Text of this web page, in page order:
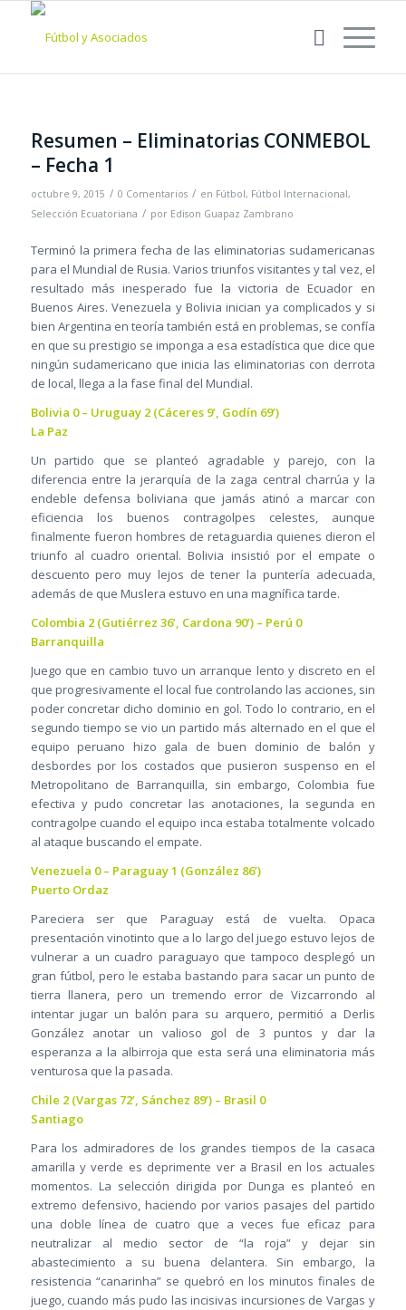
Resumen – Eliminatorias CONMEBOL
– Fecha 1
octubre 9, 2015 / 0 Comentarios / en Fútbol, Fútbol Internacional,
Selección Ecuatoriana / por Edison Guapaz Zambrano
Terminó la primera fecha de las eliminatorias sudamericanas
para el Mundial de Rusia. Varios triunfos visitantes y tal vez, el
resultado más inesperado fue la victoria de Ecuador en
Buenos Aires. Venezuela y Bolivia inician ya complicados y si
bien Argentina en teoría también está en problemas, se confía
en que su prestigio se imponga a esa estadística que dice que
ningún sudamericano que inicia las eliminatorias con derrota
de local, llega a la fase final del Mundial.
Bolivia 0 – Uruguay 2 (Cáceres 9’, Godín 69’)
La Paz
Un partido que se planteó agradable y parejo, con la
diferencia entre la jerarquía de la zaga central charrúa y la
endeble defensa boliviana que jamás atinó a marcar con
eficiencia los buenos contragolpes celestes, aunque
finalmente fueron hombres de retaguardia quienes dieron el
triunfo al cuadro oriental. Bolivia insistió por el empate o
descuento pero muy lejos de tener la puntería adecuada,
además de que Muslera estuvo en una magnífica tarde.
Colombia 2 (Gutiérrez 36’, Cardona 90’) – Perú 0
Barranquilla
Juego que en cambio tuvo un arranque lento y discreto en el
que progresivamente el local fue controlando las acciones, sin
poder concretar dicho dominio en gol. Todo lo contrario, en el
segundo tiempo se vio un partido más alternado en el que el
equipo peruano hizo gala de buen dominio de balón y
desbordes por los costados que pusieron suspenso en el
Metropolitano de Barranquilla, sin embargo, Colombia fue
efectiva y pudo concretar las anotaciones, la segunda en
contragolpe cuando el equipo inca estaba totalmente volcado
al ataque buscando el empate.
Venezuela 0 – Paraguay 1 (González 86’)
Puerto Ordaz
Pareciera ser que Paraguay está de vuelta. Opaca
presentación vinotinto que a lo largo del juego estuvo lejos de
vulnerar a un cuadro paraguayo que tampoco desplegó un
gran fútbol, pero le estaba bastando para sacar un punto de
tierra llanera, pero un tremendo error de Vizcarrondo al
intentar jugar un balón para su arquero, permitió a Derlis
González anotar un valioso gol de 3 puntos y dar la
esperanza a la albirroja que esta será una eliminatoria más
venturosa que la pasada.
Chile 2 (Vargas 72’, Sánchez 89’) – Brasil 0
Santiago
Para los admiradores de los grandes tiempos de la casaca
amarilla y verde es deprimente ver a Brasil en los actuales
momentos. La selección dirigida por Dunga es planteó en
extremo defensivo, haciendo por varios pasajes del partido
una doble línea de cuatro que a veces fue eficaz para
neutralizar al medio sector de “la roja” y dejar sin
abastecimiento a su buena delantera. Sin embargo, la
resistencia “canarinha” se quebró en los minutos finales de
juego, cuando más pudo las incisivas incursiones de Vargas y